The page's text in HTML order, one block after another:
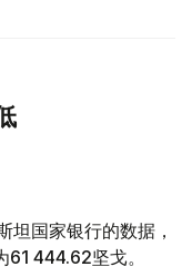
坦国家银行的数据，
444.62坚戈。